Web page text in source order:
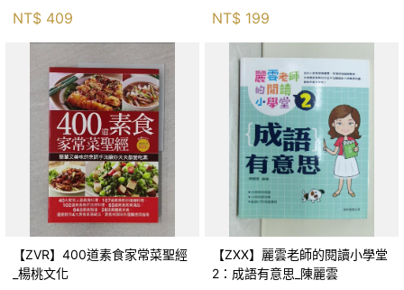
NT$ 409 NT$ 199
【ZVR】400道素食家常菜聖經
_楊桃文化
【ZXX】麗雲老師的閱讀小學堂
2：成語有意思_陳麗雲